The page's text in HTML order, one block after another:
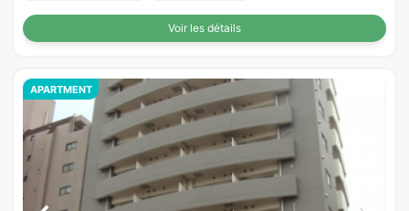
Voir les détails
APARTMENT